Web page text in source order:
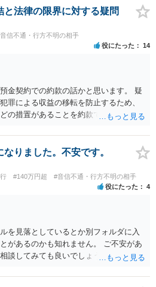
と法律の限界に対する疑問
信不通・行方不明の相手
役にたった 14
金契約での約款の話かと思います。 疑
罪による収益の移転を防止するため、
の措置があることを約款で定めている
ざるを得ません。 銀行に根拠を確認し
りました。不安です。
#140万円超 #音信不通・行方不明の相手
役にたった 4
を見落としているとか別フォルダに入
があるのかも知れません。 ご不安があ
談してみても良いでしょう。